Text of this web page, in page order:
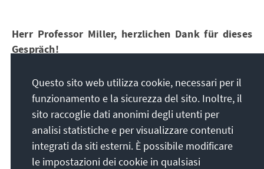
Herr Professor Miller, herzlichen Dank für dieses
Gespräch!
Referentin für Rechtsstaatsdialog und Völkerrecht
bei der Konrad-Adenauer-Stiftung, gestellt.
Lesen Sie das Interview mit Professor Russell A.
Miller „Trump versus United States" hier als PDF.
Questo sito web utilizza cookie, necessari per il
funzionamento e la sicurezza del sito. Inoltre, il
sito raccoglie dati anonimi degli utenti per
analisi statistiche e per visualizzare contenuti
integrati da siti esterni. È possibile modificare
le impostazioni dei cookie in qualsiasi